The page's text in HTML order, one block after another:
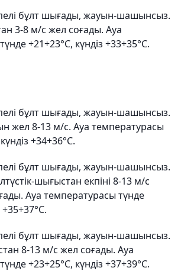
бұлт шығады, жауын-шашынсыз.
3-8 м/с жел соғады. Ауа
+21+23°С, күндіз +33+35°С.
бұлт шығады, жауын-шашынсыз.
жел 8-13 м/с. Ауа температурасы
+34+36°С.
бұлт шығады, жауын-шашынсыз.
шығыстан екпіні 8-13 м/с
Ауа температурасы түнде
+35+37°С.
бұлт шығады, жауын-шашынсыз.
8-13 м/с жел соғады. Ауа
+23+25°С, күндіз +37+39°С.